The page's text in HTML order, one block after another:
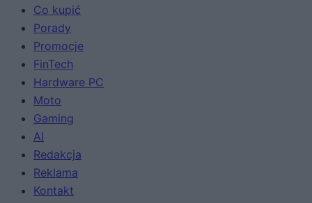
Co kupić
Porady
Promocje
FinTech
Hardware PC
Moto
Gaming
AI
Redakcja
Reklama
Kontakt